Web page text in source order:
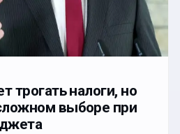
трогать налоги, но
выборе при